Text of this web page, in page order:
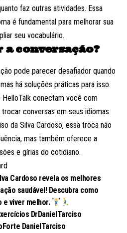
faz outras atividades. Essa
é fundamental para melhorar sua
seu vocabulário.
conversação?
pode parecer desafiador quando
há soluções práticas para isso.
conectam você com
conversas em seus idiomas.
da Silva Cardoso, essa troca não
mas também oferece a
e gírias do cotidiano.
Cardoso revela os melhores
saudável! Descubra como
viver melhor.
DrDanielTarciso
DanielTarciso